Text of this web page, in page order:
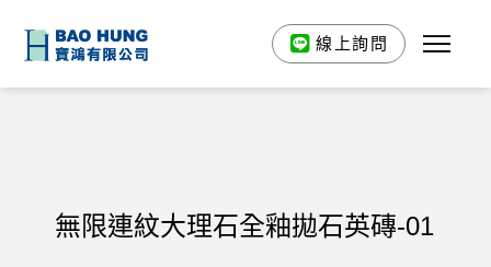
線上詢問
無限連紋大理石全釉拋石英磚-01